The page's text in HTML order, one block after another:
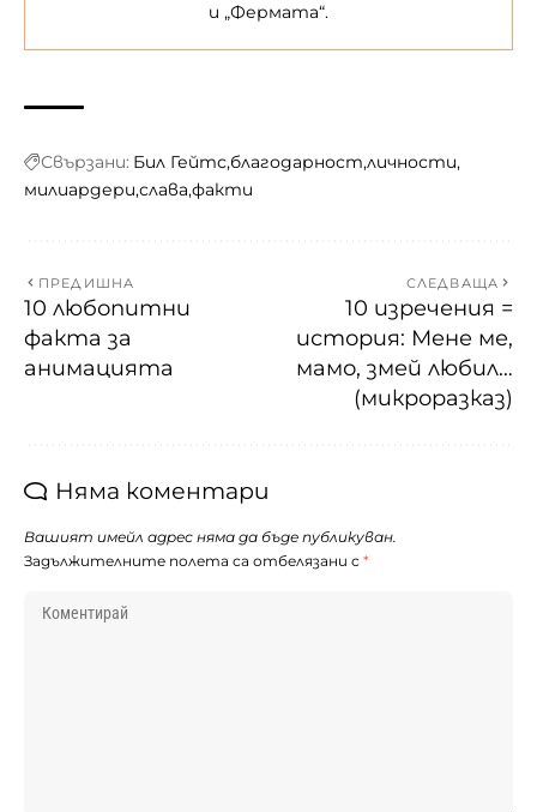
и „Фермата“.
Свързани: Бил Гейтс благодарност личности
милиардери слава факти
ПРЕДИШНА
10 любопитни
факта за
анимацията
СЛЕДВАЩА
10 изречения =
история: Мене ме,
мамо, змей любил…
(микроразказ)
Няма коментари
Вашият имейл адрес няма да бъде публикуван.
Задължителните полета са отбелязани с *